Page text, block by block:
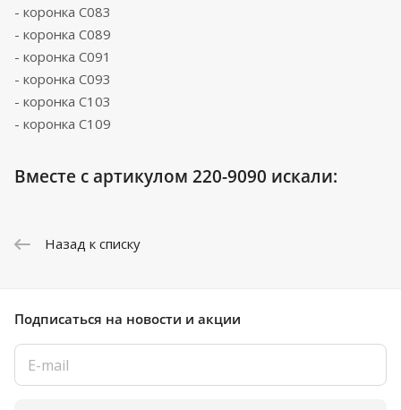
- коронка C083
- коронка C089
- коронка C091
- коронка C093
- коронка C103
- коронка C109
Вместе с артикулом 220-9090 искали:
Назад к списку
Подписаться на новости и акции